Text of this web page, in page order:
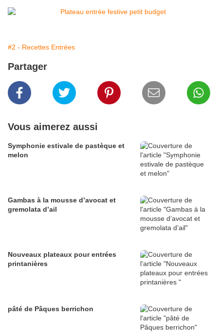
#2 - Recettes Entrées
Partager
Vous aimerez aussi
Symphonie estivale de pastèque et
melon
Gambas à la mousse d’avocat et
gremolata d’ail
Nouveaux plateaux pour entrées
printanières
pâté de Pâques berrichon